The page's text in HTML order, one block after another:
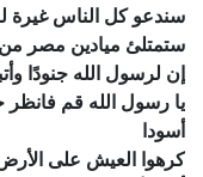
سندعو كل الناس غيرة
ستمتلئ ميادين مصر من
إن لرسول الله جنودًا
يا رسول الله قم
أسودا
كرهوا العيش على